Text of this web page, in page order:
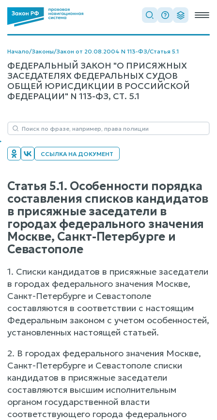
Начало/Законы/Закон от 20.08.2004 N 113-ФЗ/Статья 5.1
ФЕДЕРАЛЬНЫЙ ЗАКОН "О ПРИСЯЖНЫХ
ЗАСЕДАТЕЛЯХ ФЕДЕРАЛЬНЫХ СУДОВ
ОБЩЕЙ ЮРИСДИКЦИИ В РОССИЙСКОЙ
ФЕДЕРАЦИИ" N 113-ФЗ, СТ. 5.1
ССЫЛКА НА ДОКУМЕНТ
Статья 5.1. Особенности порядка
составления списков кандидатов
в присяжные заседатели в
городах федерального значения
Москве, Санкт-Петербурге и
Севастополе
1. Списки кандидатов в присяжные заседатели
в городах федерального значения Москве,
Санкт-Петербурге и Севастополе
составляются в соответствии с настоящим
Федеральным законом с учетом особенностей,
установленных настоящей статьей.
2. В городах федерального значения Москве,
Санкт-Петербурге и Севастополе списки
кандидатов в присяжные заседатели
составляются высшим исполнительным
органом государственной власти
соответствующего города федерального